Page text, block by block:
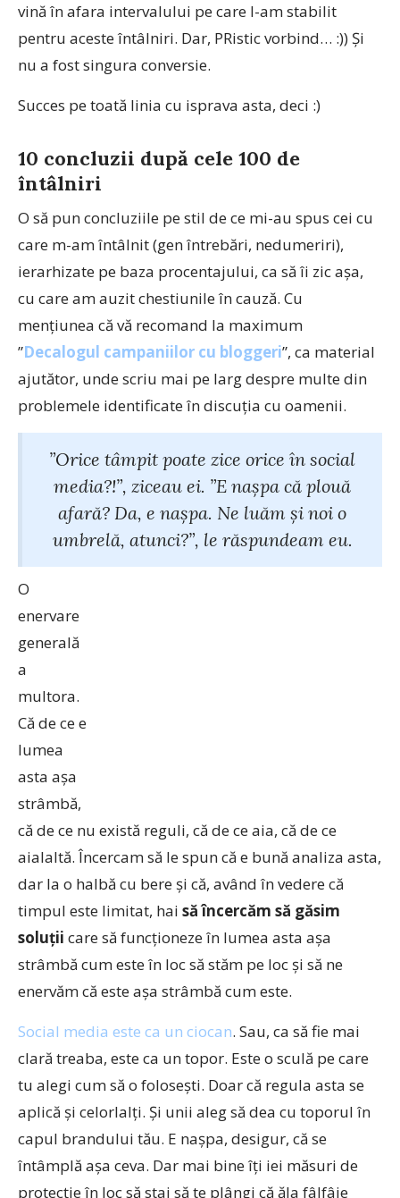
vină în afara intervalului pe care l-am stabilit
pentru aceste întâlniri. Dar, PRistic vorbind… :)) Și
nu a fost singura conversie.
Succes pe toată linia cu isprava asta, deci :)
10 concluzii după cele 100 de
întâlniri
O să pun concluziile pe stil de ce mi-au spus cei cu
care m-am întâlnit (gen întrebări, nedumeriri),
ierarhizate pe baza procentajului, ca să îi zic așa,
cu care am auzit chestiunile în cauză. Cu
mențiunea că vă recomand la maximum
”Decalogul campaniilor cu bloggeri”, ca material
ajutător, unde scriu mai pe larg despre multe din
problemele identificate în discuția cu oamenii.
”Orice tâmpit poate zice orice în social
media?!”, ziceau ei. ”E nașpa că plouă
afară? Da, e nașpa. Ne luăm și noi o
umbrelă, atunci?”, le răspundeam eu.
O
enervare
generală
a
multora.
Că de ce e
lumea
asta așa
strâmbă,
că de ce nu există reguli, că de ce aia, că de ce
aialaltă. Încercam să le spun că e bună analiza asta,
dar la o halbă cu bere și că, având în vedere că
timpul este limitat, hai să încercăm să găsim
soluții care să funcționeze în lumea asta așa
strâmbă cum este în loc să stăm pe loc și să ne
enervăm că este așa strâmbă cum este.
Social media este ca un ciocan. Sau, ca să fie mai
clară treaba, este ca un topor. Este o sculă pe care
tu alegi cum să o folosești. Doar că regula asta se
aplică și celorlalți. Și unii aleg să dea cu toporul în
capul brandului tău. E nașpa, desigur, că se
întâmplă așa ceva. Dar mai bine îți iei măsuri de
protecție în loc să stai să te plângi că ăla fâlfâie